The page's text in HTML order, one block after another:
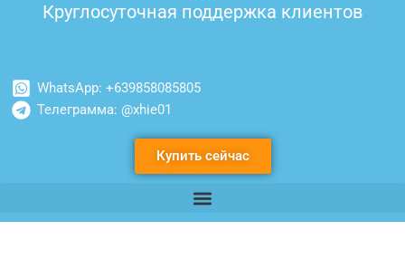
Круглосуточная поддержка клиентов
WhatsApp: +639858085805
Телеграмма: @xhie01
Купить сейчас